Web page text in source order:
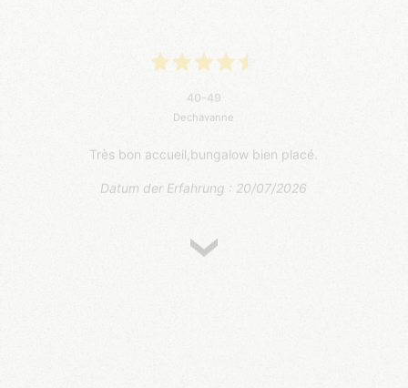
40-49
Dechavanne
Très bon accueil,bungalow bien placé.
Datum der Erfahrung : 20/07/2026